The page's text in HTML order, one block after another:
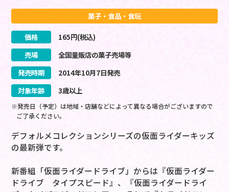
菓子・食品・食玩
価格 165円(税込)
売場
全国量販店の菓子売場等
発売時期
2014年10月7日発売
対象年齢
3歳以上
※発売日（予定）は地域・店舗などによって異なる場合がございますので
ご了承ください。
デフォルメコレクションシリーズの仮面ライダーキッズ
の最新弾です。
新番組「仮面ライダードライブ」からは『仮面ライダー
ドライブ タイプスピード』、『仮面ライダードライ